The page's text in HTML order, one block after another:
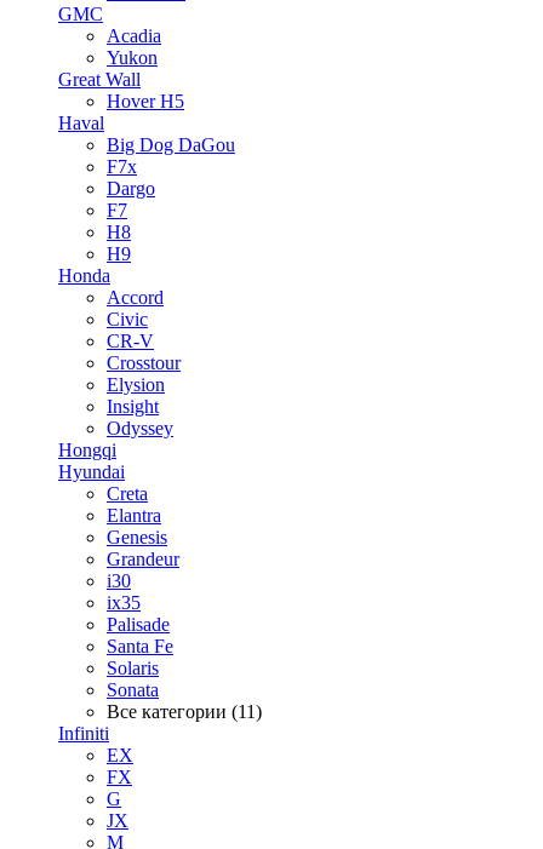
GMC
Acadia
Yukon
Great Wall
Hover H5
Haval
Big Dog DaGou
F7x
Dargo
F7
H8
H9
Honda
Accord
Civic
CR-V
Crosstour
Elysion
Insight
Odyssey
Hongqi
Hyundai
Creta
Elantra
Genesis
Grandeur
i30
ix35
Palisade
Santa Fe
Solaris
Sonata
Все категории (11)
Infiniti
EX
FX
G
JX
M